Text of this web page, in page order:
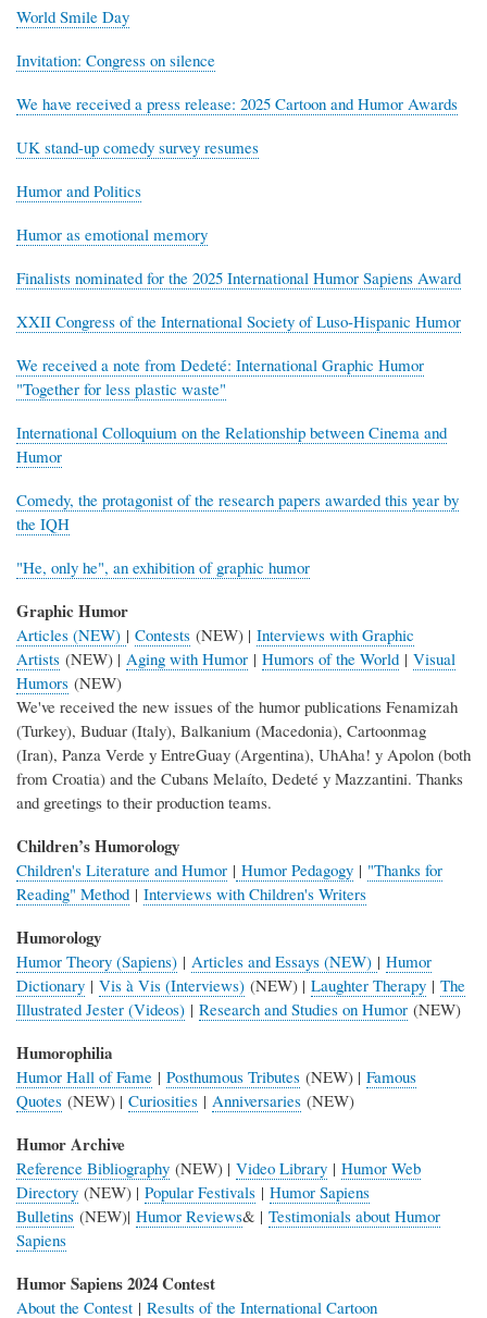
World Smile Day
Invitation: Congress on silence
We have received a press release: 2025 Cartoon and Humor Awards
UK stand-up comedy survey resumes
Humor and Politics
Humor as emotional memory
Finalists nominated for the 2025 International Humor Sapiens Award
XXII Congress of the International Society of Luso-Hispanic Humor
We received a note from Dedeté: International Graphic Humor
"Together for less plastic waste"
International Colloquium on the Relationship between Cinema and
Humor
Comedy, the protagonist of the research papers awarded this year by
the IQH
"He, only he", an exhibition of graphic humor
Graphic Humor
Articles (NEW) | Contests (NEW) | Interviews with Graphic
Artists (NEW) | Aging with Humor | Humors of the World | Visual
Humors (NEW)
We've received the new issues of the humor publications Fenamizah
(Turkey), Buduar (Italy), Balkanium (Macedonia), Cartoonmag
(Iran), Panza Verde y EntreGuay (Argentina), UhAha! y Apolon (both
from Croatia) and the Cubans Melaíto, Dedeté y Mazzantini. Thanks
and greetings to their production teams.
Children’s Humorology
Children's Literature and Humor | Humor Pedagogy | "Thanks for
Reading" Method | Interviews with Children's Writers
Humorology
Humor Theory (Sapiens) | Articles and Essays (NEW) | Humor
Dictionary | Vis à Vis (Interviews) (NEW) | Laughter Therapy | The
Illustrated Jester (Videos) | Research and Studies on Humor (NEW)
Humorophilia
Humor Hall of Fame | Posthumous Tributes (NEW) | Famous
Quotes (NEW) | Curiosities | Anniversaries (NEW)
Humor Archive
Reference Bibliography (NEW) | Video Library | Humor Web
Directory (NEW) | Popular Festivals | Humor Sapiens
Bulletins (NEW)| Humor Reviews& | Testimonials about Humor
Sapiens
Humor Sapiens 2024 Contest
About the Contest | Results of the International Cartoon